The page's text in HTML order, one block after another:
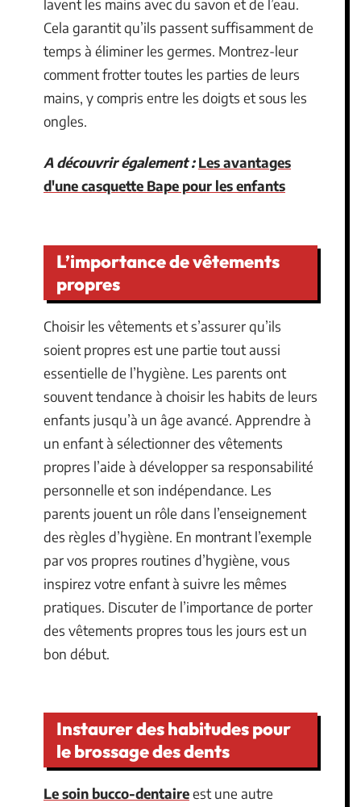
lavent les mains avec du savon et de l’eau.
Cela garantit qu’ils passent suffisamment de
temps à éliminer les germes. Montrez-leur
comment frotter toutes les parties de leurs
mains, y compris entre les doigts et sous les
ongles.
A découvrir également : Les avantages
d'une casquette Bape pour les enfants
L’importance de vêtements
propres
Choisir les vêtements et s’assurer qu’ils
soient propres est une partie tout aussi
essentielle de l’hygiène. Les parents ont
souvent tendance à choisir les habits de leurs
enfants jusqu’à un âge avancé. Apprendre à
un enfant à sélectionner des vêtements
propres l’aide à développer sa responsabilité
personnelle et son indépendance. Les
parents jouent un rôle dans l’enseignement
des règles d’hygiène. En montrant l’exemple
par vos propres routines d’hygiène, vous
inspirez votre enfant à suivre les mêmes
pratiques. Discuter de l’importance de porter
des vêtements propres tous les jours est un
bon début.
Instaurer des habitudes pour
le brossage des dents
Le soin bucco-dentaireest une autre